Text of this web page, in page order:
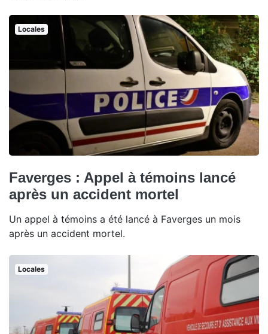
Locales
Faverges : Appel à témoins lancé
après un accident mortel
Un appel à témoins a été lancé à Faverges un mois
après un accident mortel.
Locales